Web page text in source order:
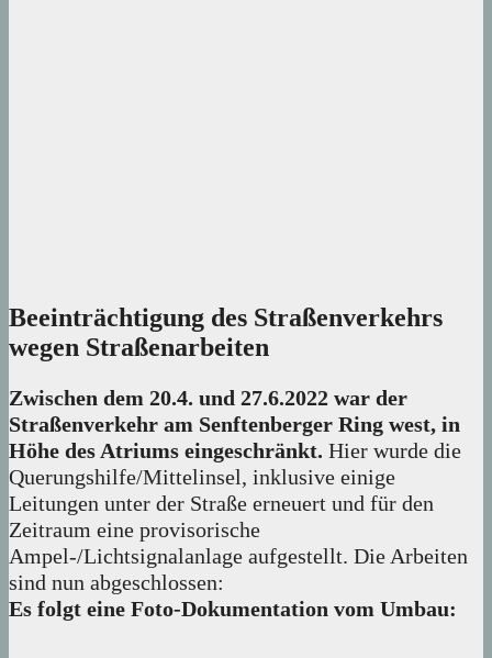
Beeinträchtigung des Straßenverkehrs
wegen Straßenarbeiten
Zwischen dem 20.4. und 27.6.2022 war der
Straßenverkehr am Senftenberger Ring west, in
Höhe des Atriums eingeschränkt. Hier wurde die
Querungshilfe/Mittelinsel, inklusive einige
Leitungen unter der Straße erneuert und für den
Zeitraum eine provisorische
Ampel-/Lichtsignalanlage aufgestellt. Die Arbeiten
sind nun abgeschlossen:
Es folgt eine Foto-Dokumentation vom Umbau: